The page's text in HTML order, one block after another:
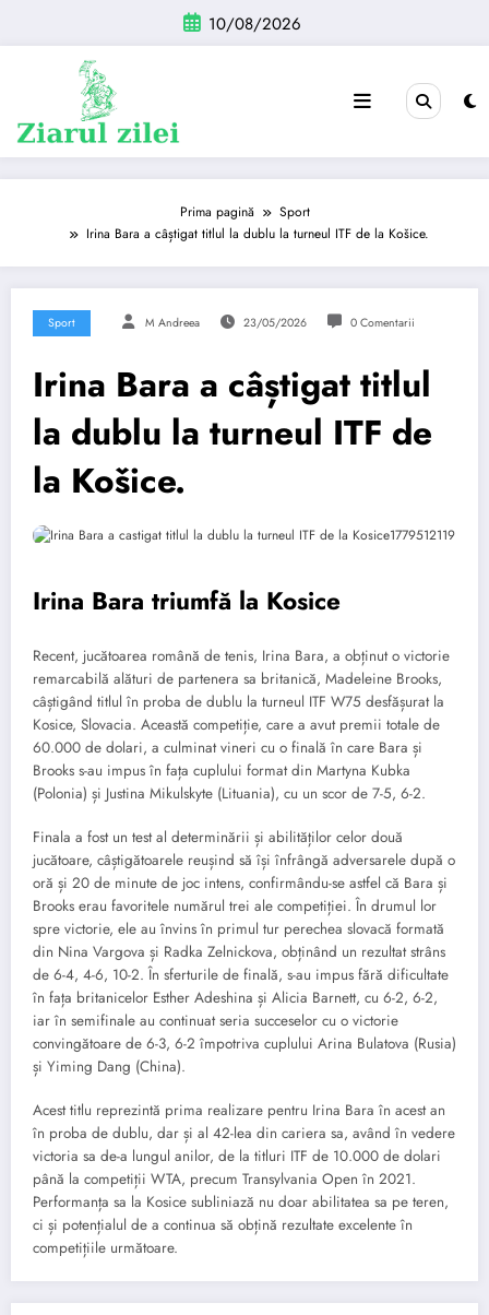
conținut
10/08/2026
Prima pagină
Sport
Irina Bara a câștigat titlul la dublu la turneul ITF de la Košice.
Sport M Andreea 23/05/2026 0 Comentarii
Irina Bara a câștigat titlul
la dublu la turneul ITF de
la Košice.
Irina Bara triumfă la Kosice
Recent, jucătoarea română de tenis, Irina Bara, a obținut o victorie
remarcabilă alături de partenera sa britanică, Madeleine Brooks,
câștigând titlul în proba de dublu la turneul ITF W75 desfășurat la
Kosice, Slovacia. Această competiție, care a avut premii totale de
60.000 de dolari, a culminat vineri cu o finală în care Bara și
Brooks s-au impus în fața cuplului format din Martyna Kubka
(Polonia) și Justina Mikulskyte (Lituania), cu un scor de 7-5, 6-2.
Finala a fost un test al determinării și abilităților celor două
jucătoare, câștigătoarele reușind să își înfrângă adversarele după o
oră și 20 de minute de joc intens, confirmându-se astfel că Bara și
Brooks erau favoritele numărul trei ale competiției. În drumul lor
spre victorie, ele au învins în primul tur perechea slovacă formată
din Nina Vargova și Radka Zelnickova, obținând un rezultat strâns
de 6-4, 4-6, 10-2. În sferturile de finală, s-au impus fără dificultate
în fața britanicelor Esther Adeshina și Alicia Barnett, cu 6-2, 6-2,
iar în semifinale au continuat seria succeselor cu o victorie
convingătoare de 6-3, 6-2 împotriva cuplului Arina Bulatova (Rusia)
și Yiming Dang (China).
Acest titlu reprezintă prima realizare pentru Irina Bara în acest an
în proba de dublu, dar și al 42-lea din cariera sa, având în vedere
victoria sa de-a lungul anilor, de la titluri ITF de 10.000 de dolari
până la competiții WTA, precum Transylvania Open în 2021.
Performanța sa la Kosice subliniază nu doar abilitatea sa pe teren,
ci și potențialul de a continua să obțină rezultate excelente în
competițiile următoare.